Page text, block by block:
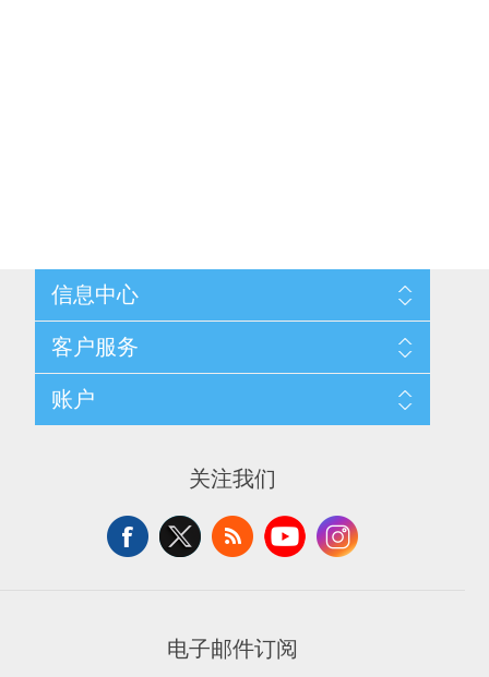
信息中心
网站地图
配送与退换政策
隐私条款
关于我们
客户服务
搜索
新闻
博客
账户
关注我们
电子邮件订阅